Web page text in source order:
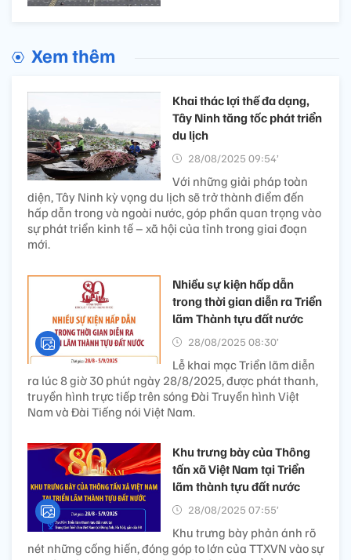
Xem thêm
Khai thác lợi thế đa dạng,
Tây Ninh tăng tốc phát triển
du lịch
28/08/2025 09:54’
Với những giải pháp toàn
diện, Tây Ninh kỳ vọng du lịch sẽ trở thành điểm đến
hấp dẫn trong và ngoài nước, góp phần quan trọng vào
sự phát triển kinh tế – xã hội của tỉnh trong giai đoạn
mới.
Nhiều sự kiện hấp dẫn
trong thời gian diễn ra Triển
lãm Thành tựu đất nước
28/08/2025 08:30’
Lễ khai mạc Triển lãm diễn
ra lúc 8 giờ 30 phút ngày 28/8/2025, được phát thanh,
truyền hình trực tiếp trên sóng Đài Truyền hình Việt
Nam và Đài Tiếng nói Việt Nam.
Khu trưng bày của Thông
tấn xã Việt Nam tại Triển
lãm thành tựu đất nước
28/08/2025 07:55’
Khu trưng bày phản ánh rõ
nét những cống hiến, đóng góp to lớn của TTXVN vào sự